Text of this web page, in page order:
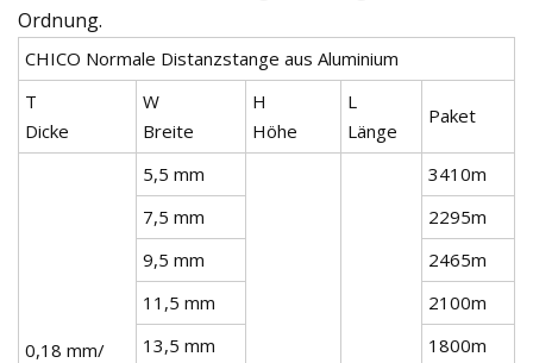
Ordnung.
CHICO Normale Distanzstange aus Aluminium
T
Dicke
W
Breite
H
Höhe
L
Länge
Paket
0,18 mm/
5,5 mm
3410m
7,5 mm
2295m
9,5 mm
2465m
11,5 mm
2100m
13,5 mm
1800m